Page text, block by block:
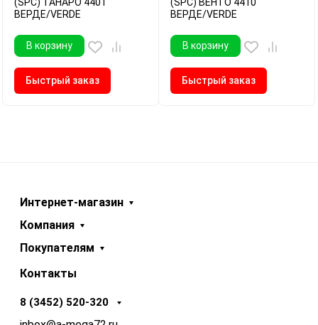
ВЕРДЕ/VERDE
В корзину
Быстрый заказ
ВЕРДЕ/VERDE
В корзину
Быстрый заказ
Интернет-магазин
Компания
Покупателям
Контакты
8 (3452) 520-320